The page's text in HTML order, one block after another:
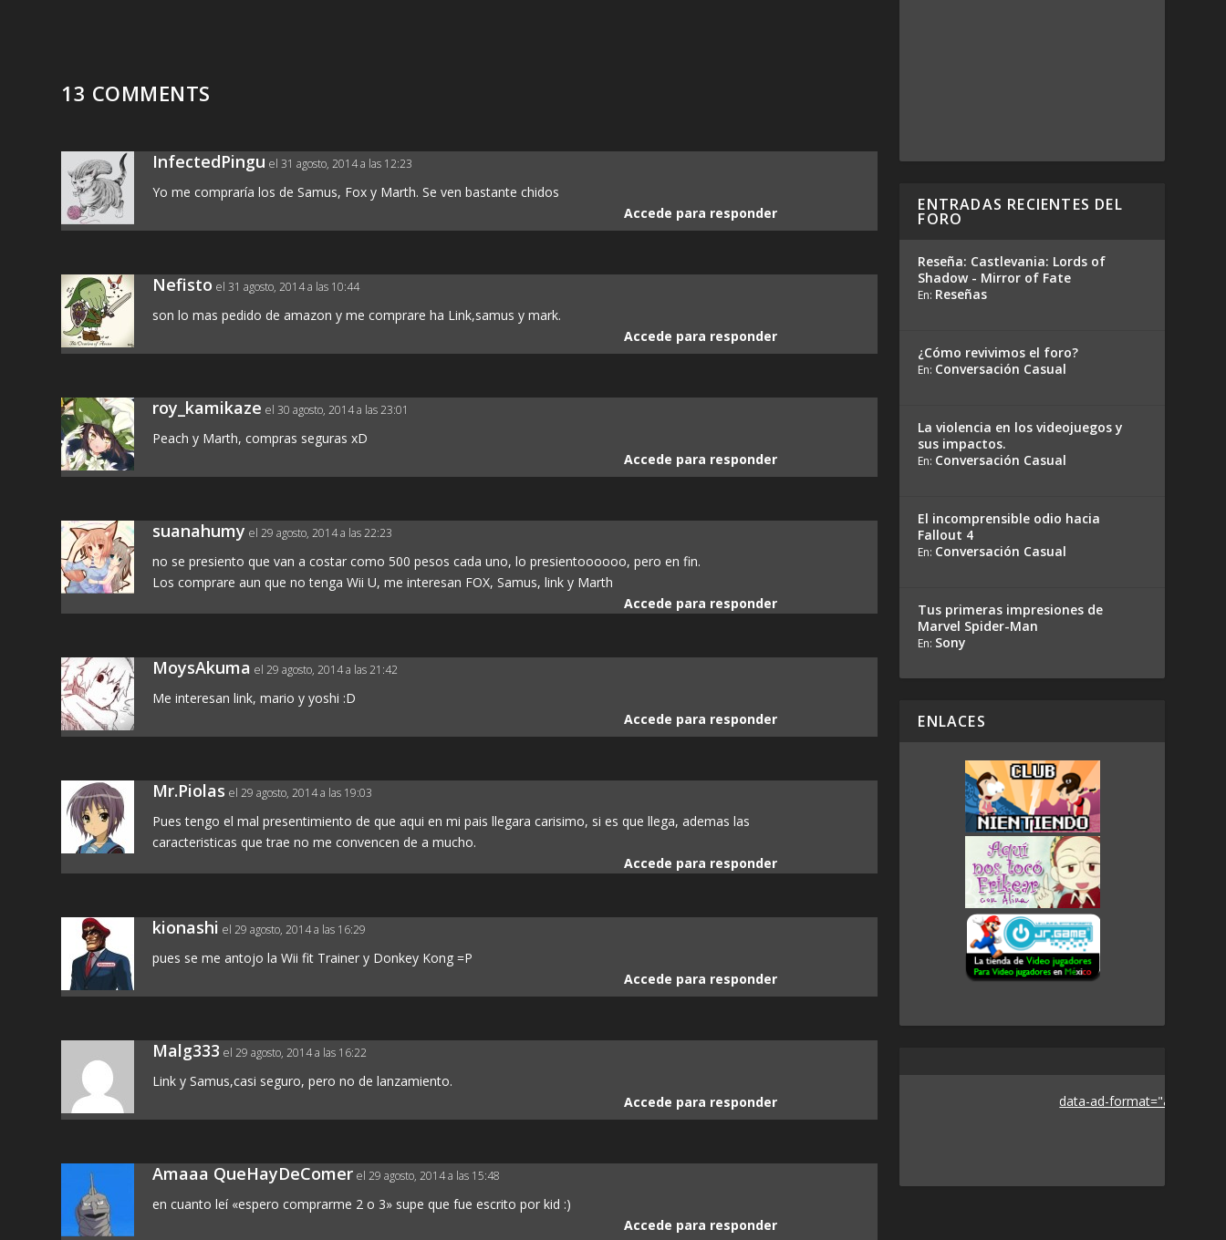
13 COMMENTS
InfectedPingu el 31 agosto, 2014 a las 12:23
Yo me compraría los de Samus, Fox y Marth. Se ven bastante chidos
Accede para responder
Nefisto el 31 agosto, 2014 a las 10:44
son lo mas pedido de amazon y me comprare ha Link,samus y mark.
Accede para responder
roy_kamikaze el 30 agosto, 2014 a las 23:01
Peach y Marth, compras seguras xD
Accede para responder
suanahumy el 29 agosto, 2014 a las 22:23
no se presiento que van a costar como 500 pesos cada uno, lo presientoooooo, pero en fin.
Los comprare aun que no tenga Wii U, me interesan FOX, Samus, link y Marth
Accede para responder
MoysAkuma el 29 agosto, 2014 a las 21:42
Me interesan link, mario y yoshi :D
Accede para responder
Mr.Piolas el 29 agosto, 2014 a las 19:03
Pues tengo el mal presentimiento de que aqui en mi pais llegara carisimo, si es que llega, ademas las
caracteristicas que trae no me convencen de a mucho.
Accede para responder
kionashi el 29 agosto, 2014 a las 16:29
pues se me antojo la Wii fit Trainer y Donkey Kong =P
Accede para responder
Malg333 el 29 agosto, 2014 a las 16:22
Link y Samus,casi seguro, pero no de lanzamiento.
Accede para responder
Amaaa QueHayDeComer el 29 agosto, 2014 a las 15:48
en cuanto leí «espero comprarme 2 o 3» supe que fue escrito por kid :)
Accede para responder
ENTRADAS RECIENTES DEL
FORO
Reseña: Castlevania: Lords of
Shadow - Mirror of Fate
En: Reseñas
¿Cómo revivimos el foro?
En: Conversación Casual
La violencia en los videojuegos y
sus impactos.
En: Conversación Casual
El incomprensible odio hacia
Fallout 4
En: Conversación Casual
Tus primeras impresiones de
Marvel Spider-Man
En: Sony
ENLACES
data-ad-format="auto">